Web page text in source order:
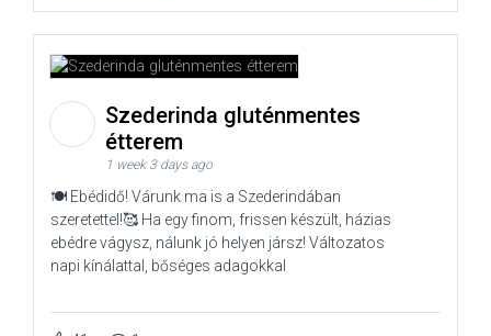
Szederinda gluténmentes
étterem
1 week 3 days ago
🍽️ Ebédidő! Várunk ma is a Szederindában
szeretettel!🥰 Ha egy finom, frissen készült, házias
ebédre vágysz, nálunk jó helyen jársz! Változatos
napi kínálattal, bőséges adagokkal